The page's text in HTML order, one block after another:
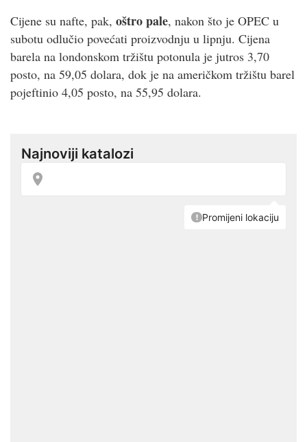
Cijene su nafte, pak, oštro pale, nakon što je OPEC u
subotu odlučio povećati proizvodnju u lipnju. Cijena
barela na londonskom tržištu potonula je jutros 3,70
posto, na 59,05 dolara, dok je na američkom tržištu barel
pojeftinio 4,05 posto, na 55,95 dolara.